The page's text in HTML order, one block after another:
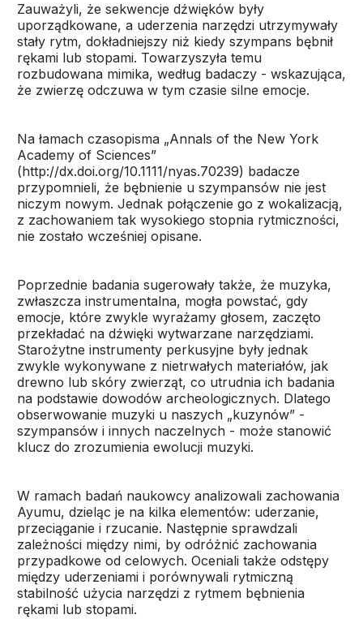
Zauważyli, że sekwencje dźwięków były
uporządkowane, a uderzenia narzędzi utrzymywały
stały rytm, dokładniejszy niż kiedy szympans bębnił
rękami lub stopami. Towarzyszyła temu
rozbudowana mimika, według badaczy - wskazująca,
że zwierzę odczuwa w tym czasie silne emocje.
Na łamach czasopisma „Annals of the New York
Academy of Sciences”
(http://dx.doi.org/10.1111/nyas.70239) badacze
przypomnieli, że bębnienie u szympansów nie jest
niczym nowym. Jednak połączenie go z wokalizacją,
z zachowaniem tak wysokiego stopnia rytmiczności,
nie zostało wcześniej opisane.
Poprzednie badania sugerowały także, że muzyka,
zwłaszcza instrumentalna, mogła powstać, gdy
emocje, które zwykle wyrażamy głosem, zaczęto
przekładać na dźwięki wytwarzane narzędziami.
Starożytne instrumenty perkusyjne były jednak
zwykle wykonywane z nietrwałych materiałów, jak
drewno lub skóry zwierząt, co utrudnia ich badania
na podstawie dowodów archeologicznych. Dlatego
obserwowanie muzyki u naszych „kuzynów” -
szympansów i innych naczelnych - może stanowić
klucz do zrozumienia ewolucji muzyki.
W ramach badań naukowcy analizowali zachowania
Ayumu, dzieląc je na kilka elementów: uderzanie,
przeciąganie i rzucanie. Następnie sprawdzali
zależności między nimi, by odróżnić zachowania
przypadkowe od celowych. Oceniali także odstępy
między uderzeniami i porównywali rytmiczną
stabilność użycia narzędzi z rytmem bębnienia
rękami lub stopami.